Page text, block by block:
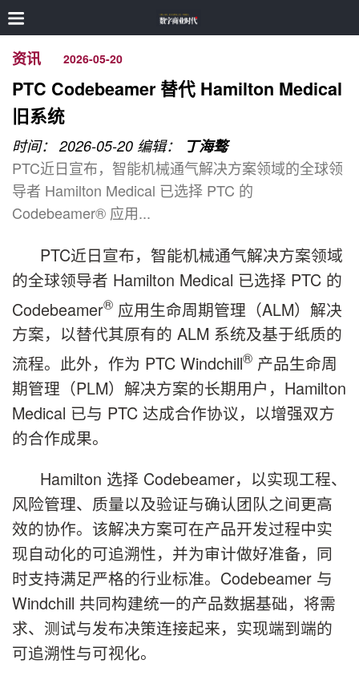
资讯 2026-05-20
PTC Codebeamer 替代 Hamilton Medical
旧系统
时间： 2026-05-20 编辑：
丁海骜
PTC近日宣布，智能机械通气解决方案领域的全球领
导者 Hamilton Medical 已选择 PTC 的
Codebeamer® 应用...
PTC近日宣布，智能机械通气解决方案领域
的全球领导者 Hamilton Medical 已选择 PTC 的
Codebeamer® 应用生命周期管理（ALM）解决
方案，以替代其原有的 ALM 系统及基于纸质的
流程。此外，作为 PTC Windchill® 产品生命周
期管理（PLM）解决方案的长期用户，Hamilton
Medical 已与 PTC 达成合作协议，以增强双方
的合作成果。
Hamilton 选择 Codebeamer，以实现工程、
风险管理、质量以及验证与确认团队之间更高
效的协作。该解决方案可在产品开发过程中实
现自动化的可追溯性，并为审计做好准备，同
时支持满足严格的行业标准。Codebeamer 与
Windchill 共同构建统一的产品数据基础，将需
求、测试与发布决策连接起来，实现端到端的
可追溯性与可视化。